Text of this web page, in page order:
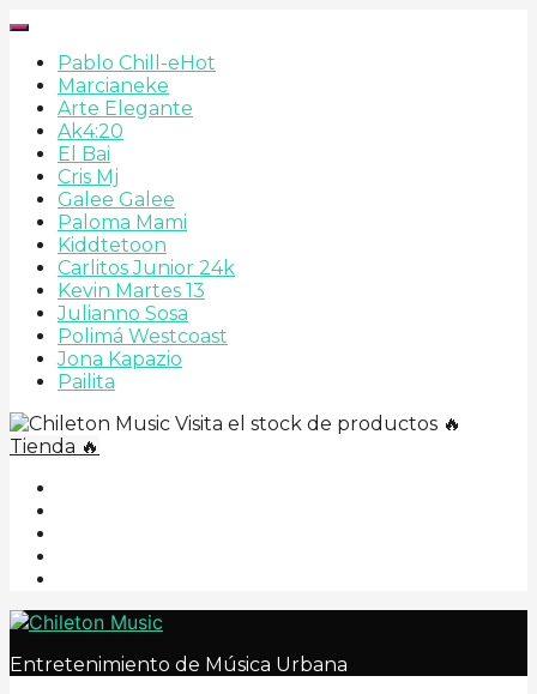
Pablo Chill-eHot
Marcianeke
Arte Elegante
Ak4:20
El Bai
Cris Mj
Galee Galee
Paloma Mami
Kiddtetoon
Carlitos Junior 24k
Kevin Martes 13
Julianno Sosa
Polimá Westcoast
Jona Kapazio
Pailita
Visita el stock de productos 🔥
Tienda 🔥
Entretenimiento de Música Urbana